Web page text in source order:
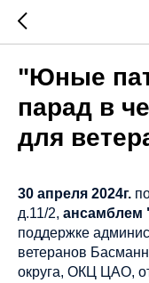
"Юные
парад в
для
30 апреля 2024г.
д.11/2,
поддержке
ветеранов
округа, ОКЦ ЦАО,